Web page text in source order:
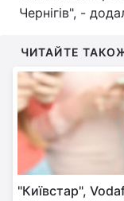
Чернігів", -
ЧИТАЙТЕ
"Київстар",